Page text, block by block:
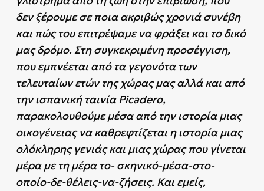
δεν ξέρουμε σε ποια ακριβώς χρονιά συνέβη
και πώς του επιτρέψαμε να φράξει και το δικό
μας δρόμο. Στη συγκεκριμένη προσέγγιση,
που εμπνέεται από τα γεγονότα των
τελευταίων ετών της χώρας μας αλλά και από
την ισπανική ταινία Picadero,
παρακολουθούμε μέσα από την ιστορία μιας
οικογένειας να καθρεφτίζεται η ιστορία μιας
ολόκληρης γενιάς και μιας χώρας που γίνεται
μέρα με τη μέρα το- σκηνικό-μέσα-στο-
οποίο-δε-θέλεις-να-ζήσεις. Και εμείς,